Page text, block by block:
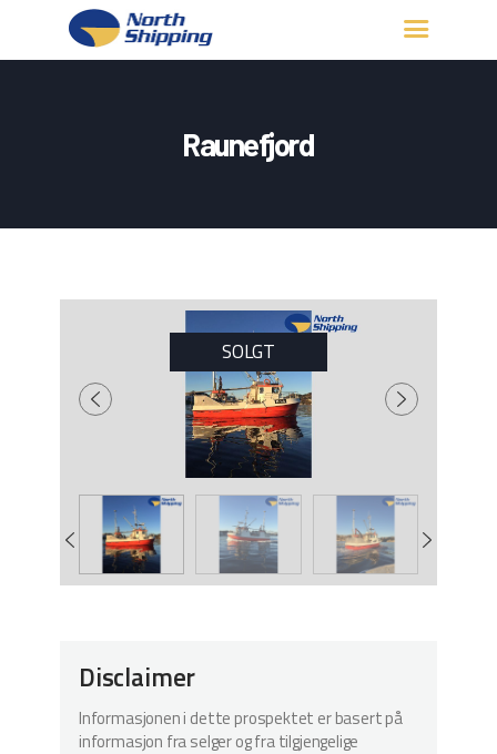
Raunefjord
KONTAKT OSS
SOLGT
Disclaimer
Informasjonen i dette prospektet er basert på
informasjon fra selger og fra tilgjengelige